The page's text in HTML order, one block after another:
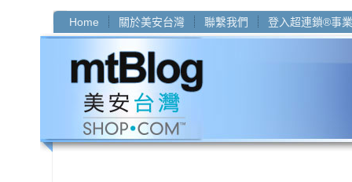
Home 關於美安台灣 聯繫我們 登入超連鎖®事業